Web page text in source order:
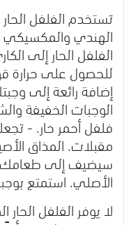
تستخدم الفلفل
الهندي
الفلفل الحار إلى
للحصول على حرارة
إضافة رائعة إلى
الوجبات الخفيفة
فلفل أحمر حار. -
مقبلات. المذاق
سيضيف إلى
الأصلي. استمتع
لا يوفر الفلفل الحار